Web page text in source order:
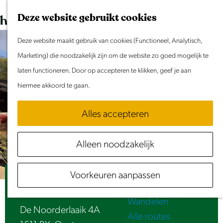
Deze website gebruikt cookies
Deze website maakt gebruik van cookies (Functioneel, Analytisch,
Marketing) die noodzakelijk zijn om de website zo goed mogelijk te
laten functioneren. Door op accepteren te klikken, geef je aan
hiermee akkoord te gaan.
Alles accepteren
Alleen noodzakelijk
Voorkeuren aanpassen
G
a
a
a
r
d
e
h
o
m
e
K
a
r
t
Z
e
k
e
n
e
n
u
Evenement aanmelden
Doen & Beleven
Zomer in Laag Holland
Met kinderen
Samen eropuit
Rust & Stilte
Activiteiten
Routes
Fietsen
Varen
Wandelen
Alle routes
Twiske Haven
De Noorderlaaik 4A